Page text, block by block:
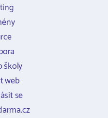
školy
web
se